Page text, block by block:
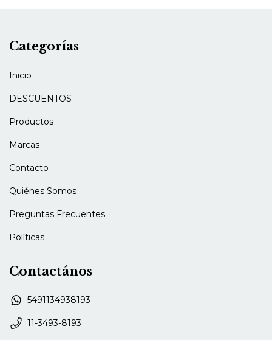
Categorías
Inicio
DESCUENTOS
Productos
Marcas
Contacto
Quiénes Somos
Preguntas Frecuentes
Políticas
Contactános
5491134938193
11-3493-8193